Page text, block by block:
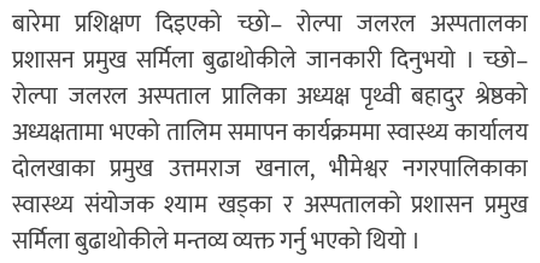
बारेमा प्रशिक्षण दिइएको च्छो– रोल्पा जलरल अस्पतालका
प्रशासन प्रमुख सर्मिला बुढाथोकीले जानकारी दिनुभयो । च्छो–
रोल्पा जलरल अस्पताल प्रालिका अध्यक्ष पृथ्वी बहादुर श्रेष्ठको
अध्यक्षतामा भएको तालिम समापन कार्यक्रममा स्वास्थ्य कार्यालय
दोलखाका प्रमुख उत्तमराज खनाल, भीेमेश्वर नगरपालिकाका
स्वास्थ्य संयोजक श्याम खड्का र अस्पतालको प्रशासन प्रमुख
सर्मिला बुढाथोकीले मन्तव्य व्यक्त गर्नु भएको थियो ।